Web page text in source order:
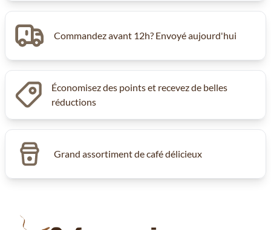
Commandez avant 12h? Envoyé aujourd'hui
Économisez des points et recevez de belles
réductions
Grand assortiment de café délicieux